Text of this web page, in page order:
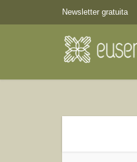
Newsletter gratuita